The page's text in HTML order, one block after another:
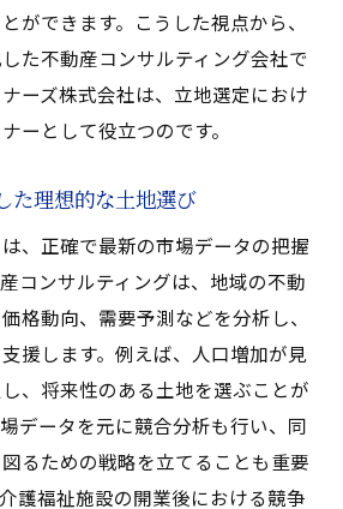
デル構築の初期段階での重要性
のトレンドを取り入れた戦略
析によるターゲティングの精度
元にした差別化戦略
産運用を可能にするソリューシ
を最大化する戦略的提案
立地選定を不動産コンサルティ
に
データ分析の融合による適切選
ができます。こうした視点から、
た不動産コンサルティング会社で
ーズ株式会社は、立地選定におけ
ーとして役立つのです。
た理想的な土地選び
、正確で最新の市場データの把握
コンサルティングは、地域の不動
格動向、需要予測などを分析し、
援します。例えば、人口増加が見
、将来性のある土地を選ぶことが
データを元に競合分析も行い、同
るための戦略を立てることも重要
護福祉施設の開業後における競争